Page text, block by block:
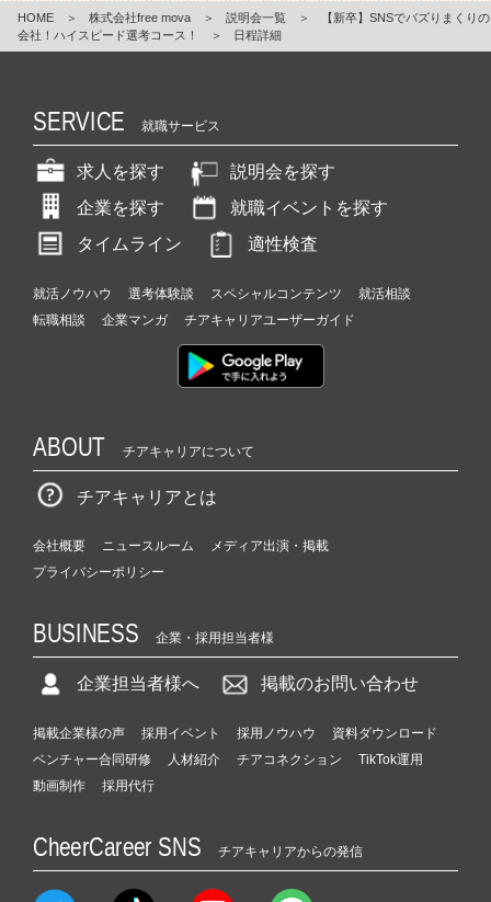
HOME ＞ 株式会社free mova ＞ 説明会一覧 ＞
【新卒】SNSでバズりまくりの
会社！ハイスピード選考コース！
＞ 日程詳細
SERVICE 就職サービス
求人を探す
説明会を探す
企業を探す
就職イベントを探す
タイムライン
適性検査
就活ノウハウ 選考体験談 スペシャルコンテンツ
就活相談
転職相談
企業マンガ チアキャリアユーザーガイド
ABOUT チアキャリアについて
チアキャリアとは
会社概要 ニュースルーム
メディア出演・掲載
プライバシーポリシー
BUSINESS 企業・採用担当者様
企業担当者様へ 掲載のお問い合わせ
掲載企業様の声 採用イベント 採用ノウハウ
資料ダウンロード
ベンチャー合同研修
人材紹介 チアコネクション
TikTok運用
動画制作
採用代行
CheerCareer SNS チアキャリアからの発信